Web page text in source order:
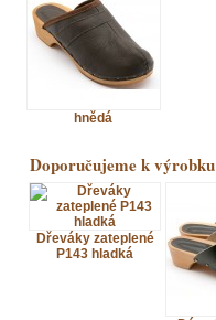
hnědá
Doporučujeme k výrobku
Dřeváky zateplené
P143 hladká